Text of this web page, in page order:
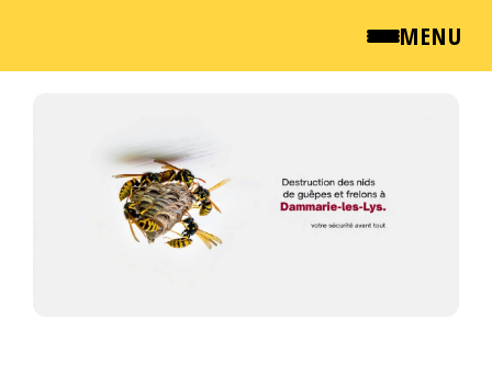
MENU
NEWSROOM
Passer